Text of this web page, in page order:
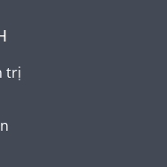
trị